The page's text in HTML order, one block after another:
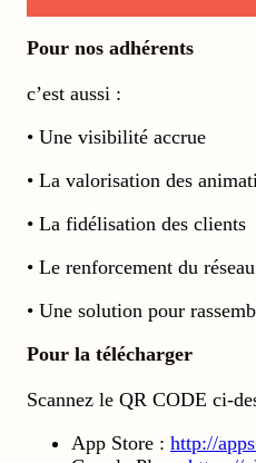
Pour nos adhérents
c’est aussi :
• Une visibilité accrue
• La valorisation des
• La fidélisation des clients
• Le renforcement du
• Une solution pour
Pour la télécharger
Scannez le QR CODE ci-
App Store : http://